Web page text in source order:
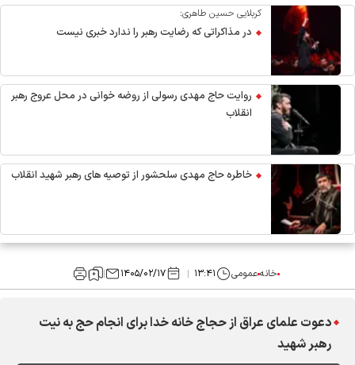
کربلایی حسین طاهری:
در مذاکراتی که رضایت رهبر را ندارد خبری نیست
روایت حاج مهدی رسولی از روضه خوانی در محل عروج رهبر
انقلاب
خاطره حاج مهدی سلحشور از توصیه های رهبر شهید انقلاب
خانهعمومی ۱۳:۴۱ ۱۴۰۵/۰۲/۱۷
دعوت علمای عراق از حجاج خانه خدا برای انجام حج به نیت
رهبر شهید